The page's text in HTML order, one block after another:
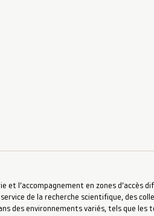
et l’accompagnement en zones d’accès
de la recherche scientifique, des
des environnements variés, tels que les